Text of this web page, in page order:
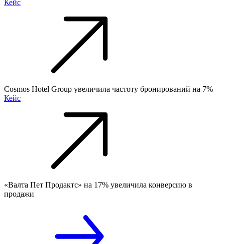
Кейс
Cosmos Hotel Group увеличила частоту бронирований на 7%
Кейс
«Валта Пет Продактс» на 17% увеличила конверсию в
продажи